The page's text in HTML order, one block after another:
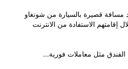
مسافة قصيرة بالسيارة من شونغاو
الاستفادة من الانترنت
الفندق مثل معاملات فورية...